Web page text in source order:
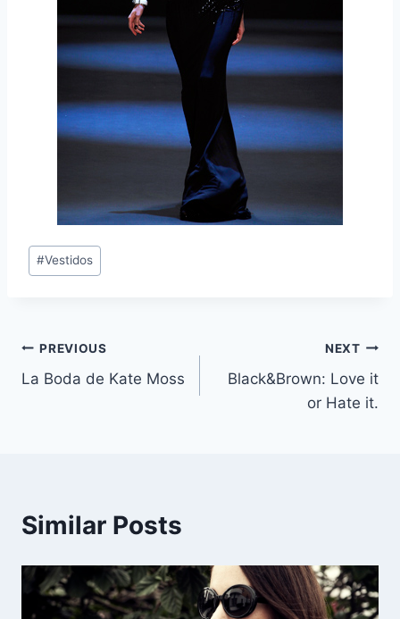
Post
Tags:
#Vestidos
Navegación
de
PREVIOUS
La Boda de Kate Moss
NEXT
Black&Brown: Love it
or Hate it.
Similar Posts